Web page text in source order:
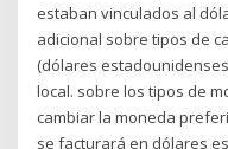
estaban vinculados al
adicional sobre tipos de
(dólares
local. sobre los tipos de
cambiar la moneda
se facturará en dólares